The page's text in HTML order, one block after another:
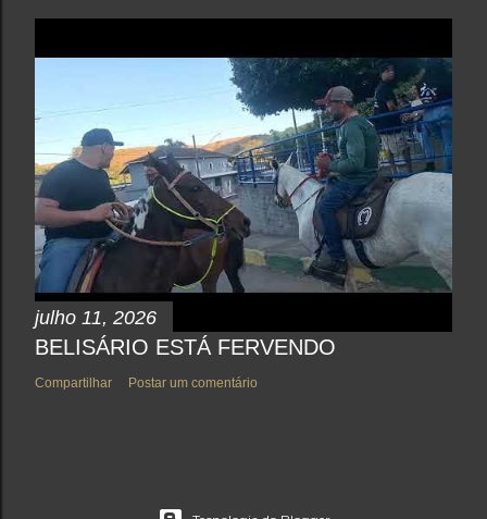
julho 11, 2026
BELISÁRIO ESTÁ FERVENDO
Compartilhar Postar um comentário